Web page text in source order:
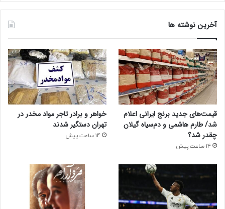
آخرین نوشته ها
قیمت‌های جدید برنج ایرانی اعلام
شد/ طارم هاشمی و دم‌سیاه گیلان
چقدر شد؟
14 ساعت پیش
خواهر و برادر تاجر مواد مخدر در
تهران دستگیر شدند
14 ساعت پیش